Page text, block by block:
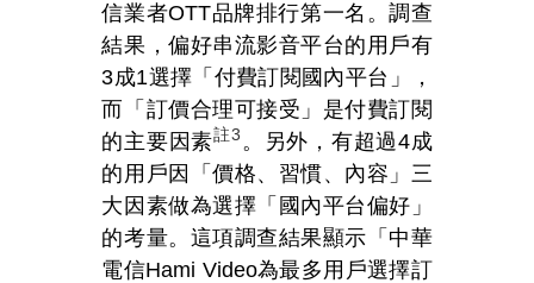
信業者OTT品牌排行第一名。調查
結果，偏好串流影音平台的用戶有
3成1選擇「付費訂閱國內平台」，
而「訂價合理可接受」是付費訂閱
的主要因素註3 。另外，有超過4成
的用戶因「價格、習慣、內容」三
大因素做為選擇「國內平台偏好」
的考量。這項調查結果顯示「中華
電信Hami Video為最多用戶選擇訂